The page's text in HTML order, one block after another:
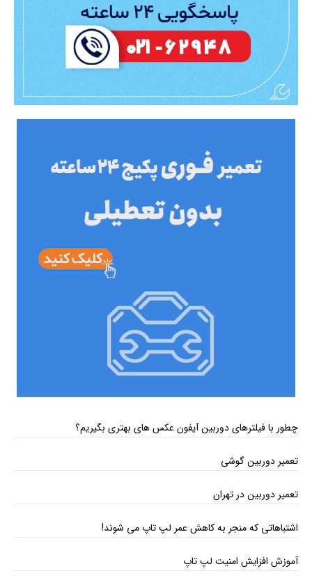
چطور با فیلترهای دوربین آیفون عکس‌ های بهتری بگیریم؟
تعمیر دوربین گوشی
تعمیر دوربین در تهران
اشتباهاتی که منجر به کاهش عمر لپ تاپ می ‌شوند!
آموزش افزایش امنیت لپ تاپ